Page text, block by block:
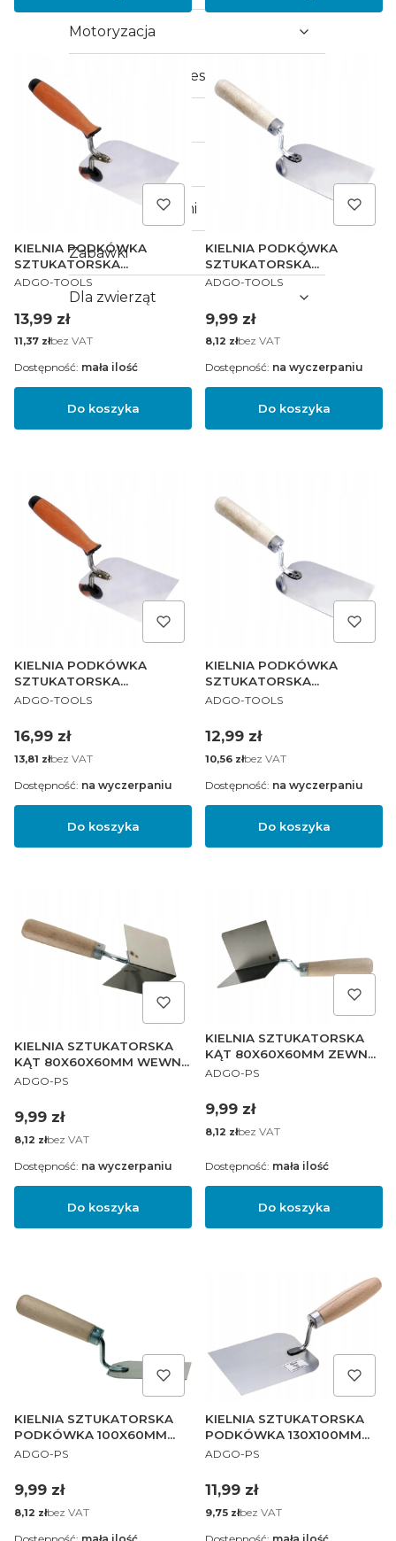
Motoryzacja
Kompresory i akcesoria
Sklep i magazyn
Sport i turystyka
Flagi z uchwytami
Zabawki
Dla zwierząt
KIELNIA PODKÓWKA
SZTUKATORSKA
NIERDZEWNA 60 PROFi
PRODUCENT
ADGO-TOOLS
Cena
13,99 zł
Cena
11,37 złbez VAT
Do koszyka
Dostępność: mała ilość
KIELNIA PODKÓWKA
SZTUKATORSKA
NIERDZEWNA 60mm
PRODUCENT
ADGO-TOOLS
Cena
9,99 zł
Cena
8,12 złbez VAT
Do koszyka
Dostępność: na wyczerpaniu
KIELNIA PODKÓWKA
SZTUKATORSKA
NIERDZEWNA 80 PROFi
PRODUCENT
ADGO-TOOLS
Cena
16,99 zł
Cena
13,81 złbez VAT
Do koszyka
Dostępność: na wyczerpaniu
KIELNIA PODKÓWKA
SZTUKATORSKA
NIERDZEWNA 80mm
PRODUCENT
ADGO-TOOLS
Cena
12,99 zł
Cena
10,56 złbez VAT
Do koszyka
Dostępność: na wyczerpaniu
KIELNIA SZTUKATORSKA
KĄT 80X60X60MM WEWN
DREWNO
PRODUCENT
ADGO-PS
Cena
9,99 zł
Cena
8,12 złbez VAT
Do koszyka
Dostępność: na wyczerpaniu
KIELNIA SZTUKATORSKA
KĄT 80X60X60MM ZEWN
DREWNO
PRODUCENT
ADGO-PS
Cena
9,99 zł
Cena
8,12 złbez VAT
Do koszyka
Dostępność: mała ilość
KIELNIA SZTUKATORSKA
PODKÓWKA 100X60MM
DREWNIANY
PRODUCENT
ADGO-PS
Cena
9,99 zł
Cena
8,12 złbez VAT
KIELNIA SZTUKATORSKA
PODKÓWKA 130X100MM
DREWNIANY
PRODUCENT
ADGO-PS
Cena
11,99 zł
Cena
9,75 złbez VAT